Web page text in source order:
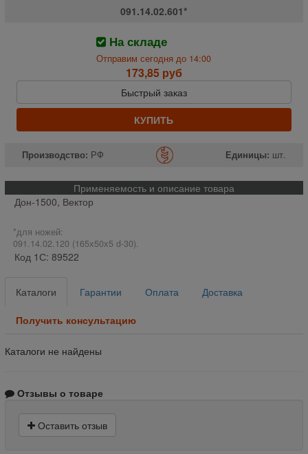
091.14.02.601*
На складе
Отправим сегодня до 14:00
173,85 руб
Быстрый заказ
КУПИТЬ
Производство: РФ Единицы: шт.
Применяемость и описание товара
Дон-1500, Вектор
*для ножей:
091.14.02.120 (165х50х5 d-30).
Код 1С: 89522
Каталоги Гарантии Оплата Доставка
Получить консультацию
Каталоги не найдены
Отзывы о товаре
Оставить отзыв